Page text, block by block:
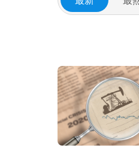
前往聖誕節銷售亮